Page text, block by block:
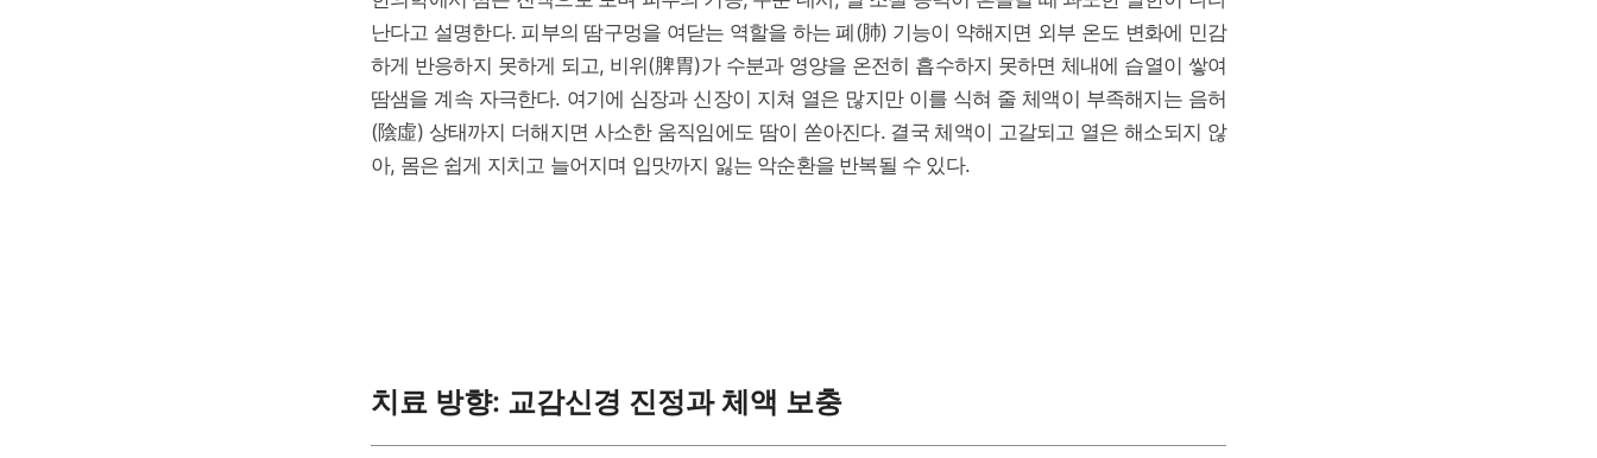
난다고 설명한다. 피부의 땀구멍을 여닫는 역할을 하는 폐(肺) 기능이 약해지면 외부 온도 변화에 민감
하게 반응하지 못하게 되고, 비위(脾胃)가 수분과 영양을 온전히 흡수하지 못하면 체내에 습열이 쌓여
땀샘을 계속 자극한다. 여기에 심장과 신장이 지쳐 열은 많지만 이를 식혀 줄 체액이 부족해지는 음허
(陰虛) 상태까지 더해지면 사소한 움직임에도 땀이 쏟아진다. 결국 체액이 고갈되고 열은 해소되지 않
아, 몸은 쉽게 지치고 늘어지며 입맛까지 잃는 악순환을 반복될 수 있다.
치료 방향: 교감신경 진정과 체액 보충